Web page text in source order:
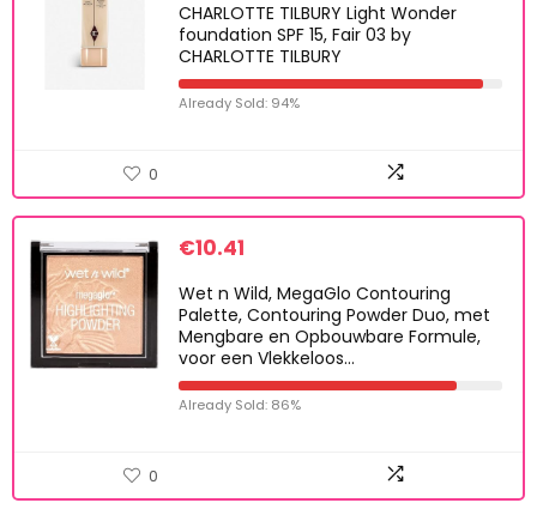
CHARLOTTE TILBURY Light Wonder
foundation SPF 15, Fair 03 by
CHARLOTTE TILBURY
Already Sold: 94%
0
€10.41
Wet n Wild, MegaGlo Contouring
Palette, Contouring Powder Duo, met
Mengbare en Opbouwbare Formule,
voor een Vlekkeloos…
Already Sold: 86%
0